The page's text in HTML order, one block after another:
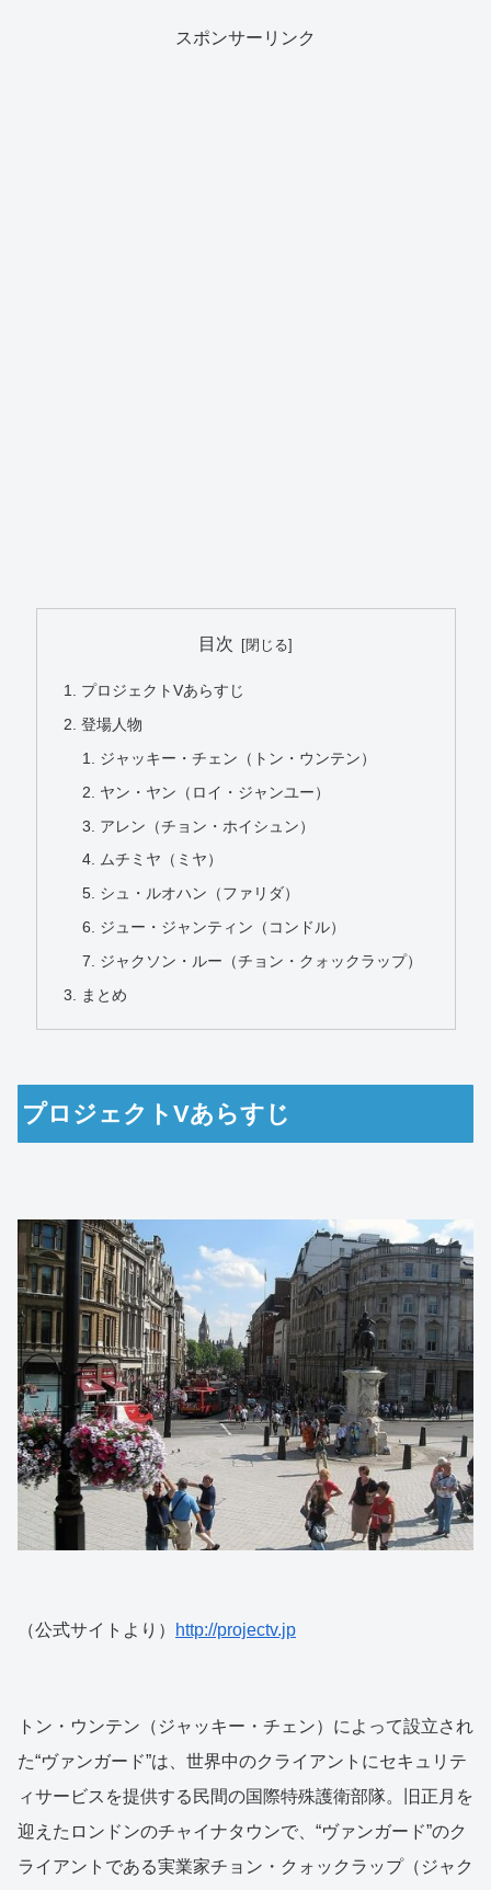
スポンサーリンク
目次
プロジェクトVあらすじ
登場人物
ジャッキー・チェン（トン・ウンテン）
ヤン・ヤン（ロイ・ジャンユー）
アレン（チョン・ホイシュン）
ムチミヤ（ミヤ）
シュ・ルオハン（ファリダ）
ジュー・ジャンティン（コンドル）
ジャクソン・ルー（チョン・クォックラップ）
まとめ
プロジェクトVあらすじ
（公式サイトより） http://projectv.jp
トン・ウンテン（ジャッキー・チェン）によって設立され
た“ヴァンガード”は、世界中のクライアントにセキュリテ
ィサービスを提供する民間の国際特殊護衛部隊。旧正月を
迎えたロンドンのチャイナタウンで、“ヴァンガード”のク
ライアントである実業家チョン・クォックラップ（ジャク